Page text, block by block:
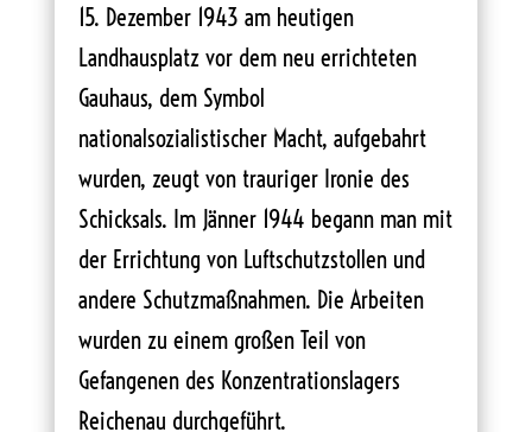
15. Dezember 1943 am heutigen
Landhausplatz vor dem neu errichteten
Gauhaus, dem Symbol
nationalsozialistischer Macht, aufgebahrt
wurden, zeugt von trauriger Ironie des
Schicksals. Im Jänner 1944 begann man mit
der Errichtung von Luftschutzstollen und
andere Schutzmaßnahmen. Die Arbeiten
wurden zu einem großen Teil von
Gefangenen des Konzentrationslagers
Reichenau durchgeführt.